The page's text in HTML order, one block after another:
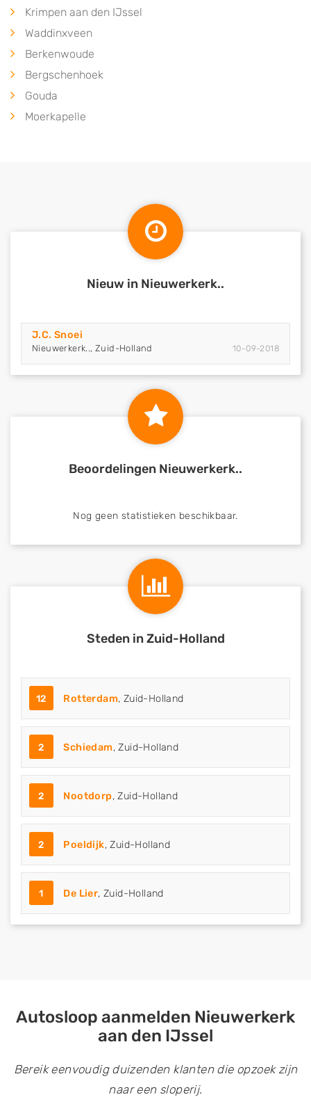
Krimpen aan den IJssel
Waddinxveen
Berkenwoude
Bergschenhoek
Gouda
Moerkapelle
Nieuw in Nieuwerkerk..
J.C. Snoei
Nieuwerkerk.., Zuid-Holland 10-09-2018
Beoordelingen Nieuwerkerk..
Nog geen statistieken beschikbaar.
Steden in Zuid-Holland
12 Rotterdam, Zuid-Holland
2 Schiedam, Zuid-Holland
2 Nootdorp, Zuid-Holland
2 Poeldijk, Zuid-Holland
1 De Lier, Zuid-Holland
Autosloop aanmelden Nieuwerkerk
aan den IJssel
Bereik eenvoudig duizenden klanten die opzoek zijn
naar een sloperij.